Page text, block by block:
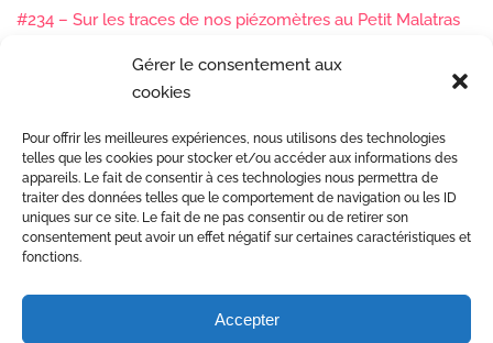
Gérer le consentement aux
cookies
Pour offrir les meilleures expériences, nous utilisons des technologies
telles que les cookies pour stocker et/ou accéder aux informations des
appareils. Le fait de consentir à ces technologies nous permettra de
traiter des données telles que le comportement de navigation ou les ID
uniques sur ce site. Le fait de ne pas consentir ou de retirer son
consentement peut avoir un effet négatif sur certaines caractéristiques et
fonctions.
Accepter
#234 – Sur les traces de nos piézomètres au Petit Malatras
#233 – Les sédiments, ça se suit en équipe !
#232 – Sur le terrain avec l’Isère : ça bouge sous nos pieds !
07/04/2026